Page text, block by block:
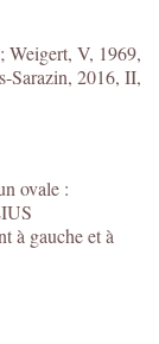
Weigert, V, 1969,
Sarazin, 2016, II,
ovale :
à gauche et à